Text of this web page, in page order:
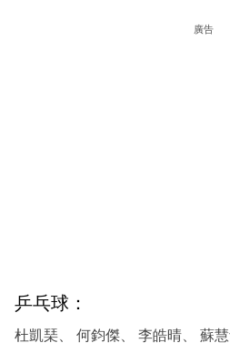
廣告
乒乓球：
杜凱琹、 何鈞傑、 李皓晴、 蘇